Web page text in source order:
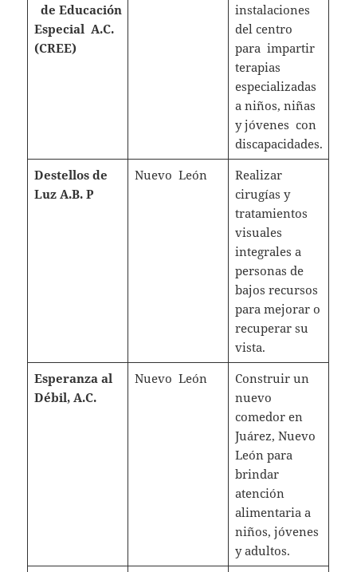
de Educación
Especial A.C.
(CREE)
instalaciones
del centro
para impartir
terapias
especializadas
a niños, niñas
y jóvenes con
discapacidades.
Destellos de
Luz A.B. P
Nuevo León
Realizar
cirugías y
tratamientos
visuales
integrales a
personas de
bajos recursos
para mejorar o
recuperar su
vista.
Esperanza al
Débil, A.C.
Nuevo León
Construir un
nuevo
comedor en
Juárez, Nuevo
León para
brindar
atención
alimentaria a
niños, jóvenes
y adultos.